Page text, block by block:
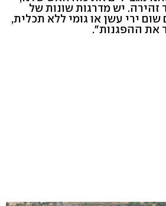
זהירה. יש מדרגות שונות של
ירי עשן או גומי ללא תכלית,
את ההפגנות".